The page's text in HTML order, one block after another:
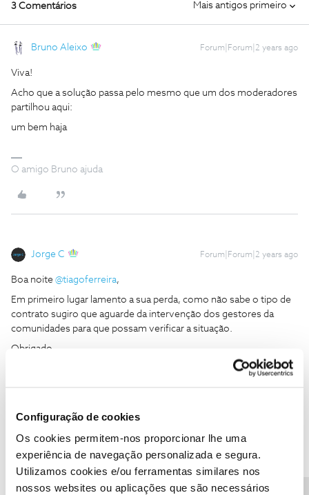
Configuração de cookies
Os cookies permitem-nos proporcionar lhe uma
experiência de navegação personalizada e segura.
Utilizamos cookies e/ou ferramentas similares nos
nossos websites ou aplicações que são necessários
3 Comentários Mais antigos primeiro
Bruno Aleixo Forum|Forum|2 years ago
Viva!
Acho que a solução passa pelo mesmo que um dos moderadores
partilhou aqui:
um bem haja
O amigo Bruno ajuda
Jorge C Forum|Forum|2 years ago
Boa noite @tiagoferreira,
Em primeiro lugar lamento a sua perda, como não sabe o tipo de
contrato sugiro que aguarde da intervenção dos gestores da
comunidades para que possam verificar a situação.
Obrigado
dicas, ajuda e novidades do Fórum NOS.